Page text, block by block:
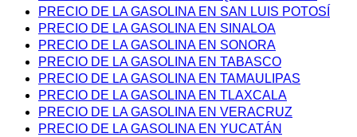
PRECIO DE LA GASOLINA EN SAN LUIS POTOSÍ
PRECIO DE LA GASOLINA EN SINALOA
PRECIO DE LA GASOLINA EN SONORA
PRECIO DE LA GASOLINA EN TABASCO
PRECIO DE LA GASOLINA EN TAMAULIPAS
PRECIO DE LA GASOLINA EN TLAXCALA
PRECIO DE LA GASOLINA EN VERACRUZ
PRECIO DE LA GASOLINA EN YUCATÁN